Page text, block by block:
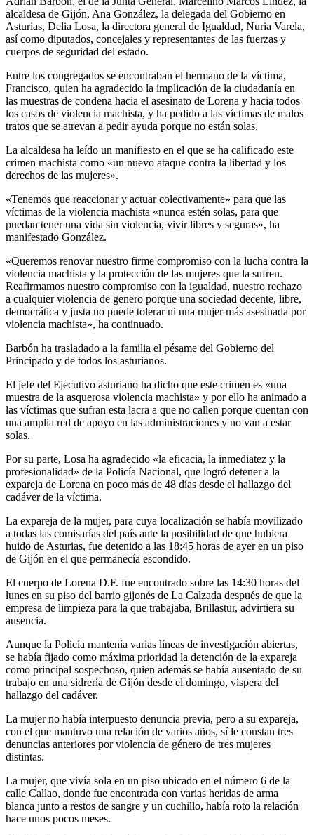
alcaldesa de Gijón, Ana González, la delegada del Gobierno en
Asturias, Delia Losa, la directora general de Igualdad, Nuria Varela,
así como diputados, concejales y representantes de las fuerzas y
cuerpos de seguridad del estado.
Entre los congregados se encontraban el hermano de la víctima,
Francisco, quien ha agradecido la implicación de la ciudadanía en
las muestras de condena hacia el asesinato de Lorena y hacia todos
los casos de violencia machista, y ha pedido a las víctimas de malos
tratos que se atrevan a pedir ayuda porque no están solas.
La alcaldesa ha leído un manifiesto en el que se ha calificado este
crimen machista como «un nuevo ataque contra la libertad y los
derechos de las mujeres».
«Tenemos que reaccionar y actuar colectivamente» para que las
víctimas de la violencia machista «nunca estén solas, para que
puedan tener una vida sin violencia, vivir libres y seguras», ha
manifestado González.
«Queremos renovar nuestro firme compromiso con la lucha contra la
violencia machista y la protección de las mujeres que la sufren.
Reafirmamos nuestro compromiso con la igualdad, nuestro rechazo
a cualquier violencia de genero porque una sociedad decente, libre,
democrática y justa no puede tolerar ni una mujer más asesinada por
violencia machista», ha continuado.
Barbón ha trasladado a la familia el pésame del Gobierno del
Principado y de todos los asturianos.
El jefe del Ejecutivo asturiano ha dicho que este crimen es «una
muestra de la asquerosa violencia machista» y por ello ha animado a
las víctimas que sufran esta lacra a que no callen porque cuentan con
una amplia red de apoyo en las administraciones y no van a estar
solas.
Por su parte, Losa ha agradecido «la eficacia, la inmediatez y la
profesionalidad» de la Policía Nacional, que logró detener a la
expareja de Lorena en poco más de 48 días desde el hallazgo del
cadáver de la víctima.
La expareja de la mujer, para cuya localización se había movilizado
a todas las comisarías del país ante la posibilidad de que hubiera
huido de Asturias, fue detenido a las 18:45 horas de ayer en un piso
de Gijón en el que permanecía escondido.
El cuerpo de Lorena D.F. fue encontrado sobre las 14:30 horas del
lunes en su piso del barrio gijonés de La Calzada después de que la
empresa de limpieza para la que trabajaba, Brillastur, advirtiera su
ausencia.
Aunque la Policía mantenía varias líneas de investigación abiertas,
se había fijado como máxima prioridad la detención de la expareja
como principal sospechoso, quien además se había ausentado de su
trabajo en una sidrería de Gijón desde el domingo, víspera del
hallazgo del cadáver.
La mujer no había interpuesto denuncia previa, pero a su expareja,
con el que mantuvo una relación de varios años, sí le constan tres
denuncias anteriores por violencia de género de tres mujeres
distintas.
La mujer, que vivía sola en un piso ubicado en el número 6 de la
calle Callao, donde fue encontrada con varias heridas de arma
blanca junto a restos de sangre y un cuchillo, había roto la relación
hace unos pocos meses.